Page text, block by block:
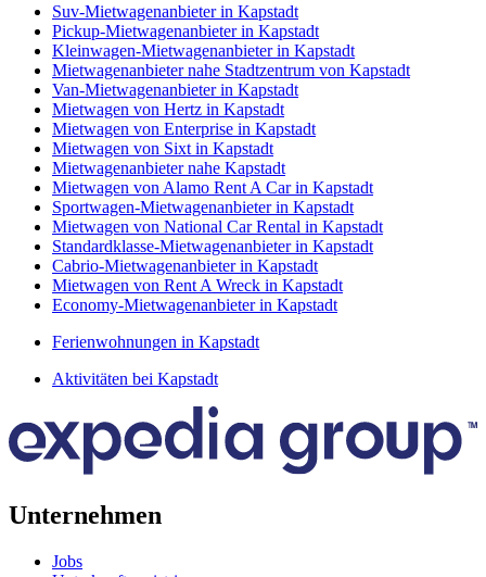
Suv-Mietwagenanbieter in Kapstadt
Pickup-Mietwagenanbieter in Kapstadt
Kleinwagen-Mietwagenanbieter in Kapstadt
Mietwagenanbieter nahe Stadtzentrum von Kapstadt
Van-Mietwagenanbieter in Kapstadt
Mietwagen von Hertz in Kapstadt
Mietwagen von Enterprise in Kapstadt
Mietwagen von Sixt in Kapstadt
Mietwagenanbieter nahe Kapstadt
Mietwagen von Alamo Rent A Car in Kapstadt
Sportwagen-Mietwagenanbieter in Kapstadt
Mietwagen von National Car Rental in Kapstadt
Standardklasse-Mietwagenanbieter in Kapstadt
Cabrio-Mietwagenanbieter in Kapstadt
Mietwagen von Rent A Wreck in Kapstadt
Economy-Mietwagenanbieter in Kapstadt
Ferienwohnungen in Kapstadt
Aktivitäten bei Kapstadt
Unternehmen
Jobs